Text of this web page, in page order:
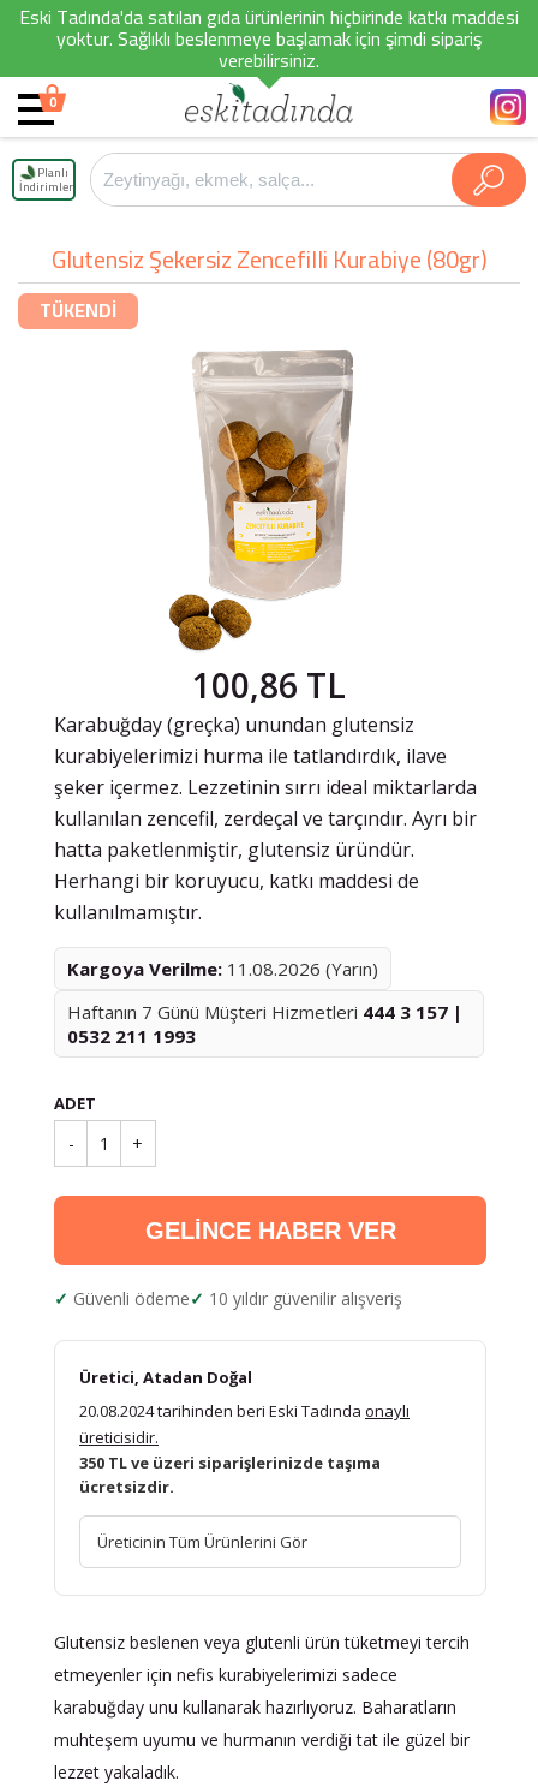
Eski Tadında'da satılan gıda ürünlerinin hiçbirinde katkı maddesi
yoktur. Sağlıklı beslenmeye başlamak için şimdi sipariş
verebilirsiniz.
0
Planlı
İndirimler
Glutensiz Şekersiz Zencefilli Kurabiye (80gr)
TÜKENDİ
100,86 TL
Karabuğday (greçka) unundan glutensiz
kurabiyelerimizi hurma ile tatlandırdık, ilave
şeker içermez. Lezzetinin sırrı ideal miktarlarda
kullanılan zencefil, zerdeçal ve tarçındır. Ayrı bir
hatta paketlenmiştir, glutensiz üründür.
Herhangi bir koruyucu, katkı maddesi de
kullanılmamıştır.
Kargoya Verilme: 11.08.2026 (Yarın)
Haftanın 7 Günü Müşteri Hizmetleri 444 3 157 |
0532 211 1993
ADET
- 1 +
GELİNCE HABER VER
Güvenli ödeme 10 yıldır güvenilir alışveriş
Üretici, Atadan Doğal
20.08.2024 tarihinden beri Eski Tadında onaylı
üreticisidir.
350 TL ve üzeri siparişlerinizde taşıma
ücretsizdir.
Üreticinin Tüm Ürünlerini Gör
Glutensiz beslenen veya glutenli ürün tüketmeyi tercih
etmeyenler için nefis kurabiyelerimizi sadece
karabuğday unu kullanarak hazırlıyoruz. Baharatların
muhteşem uyumu ve hurmanın verdiği tat ile güzel bir
lezzet yakaladık.